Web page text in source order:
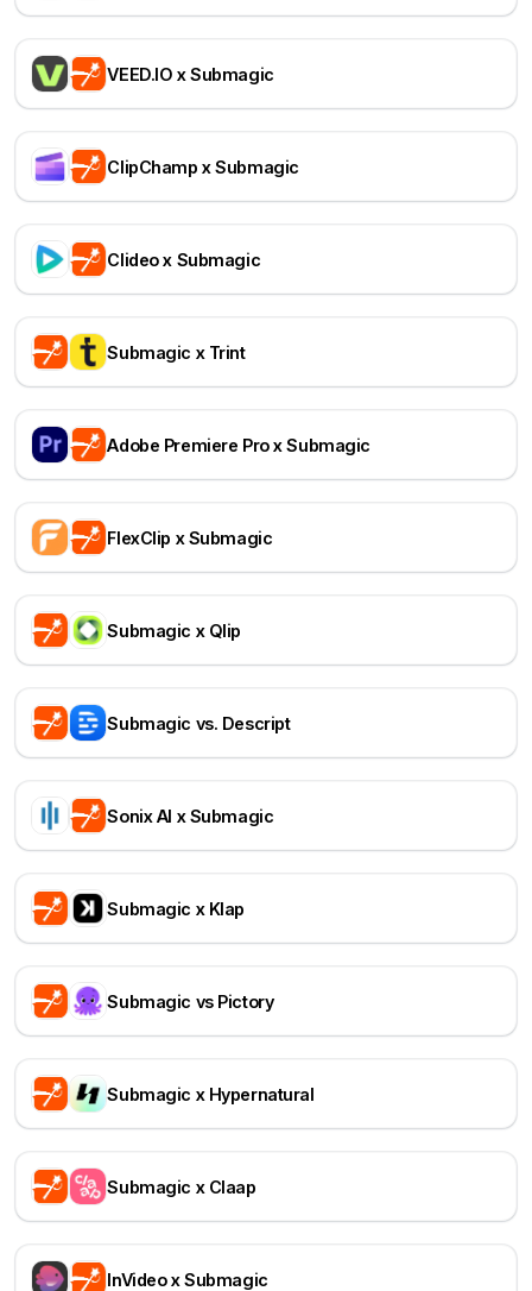
VEED.IO x Submagic
ClipChamp x Submagic
Clideo x Submagic
Submagic x Trint
Adobe Premiere Pro x Submagic
FlexClip x Submagic
Submagic x Qlip
Submagic vs. Descript
Sonix AI x Submagic
Submagic x Klap
Submagic vs Pictory
Submagic x Hypernatural
Submagic x Claap
InVideo x Submagic